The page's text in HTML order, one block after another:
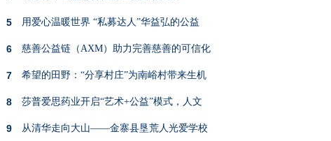
5 用爱心温暖世界 “私募达人”华益弘的公益
6 慈善公益链（AXM）助力完善慈善的可信化
7 希望的田野：“分享村庄”为南峪村带来生机
8 莎普爱思药业开启“艺术+公益”模式，人文
9 从清华走向大山——金寨县垦荒人光爱学校